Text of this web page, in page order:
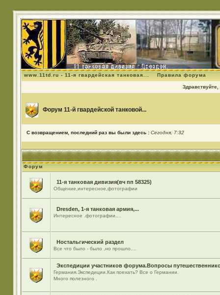
www.11td.ru - 11-я гвардейская танковая... Правила форума
Здравствуйте,
Форум 11-й гвардейской танковой...
С возвращением, последний раз вы были здесь : Сегодня, 7:32
Форум
11-я танковая дивизия(вч пп 58325)
Общение,интересное,фотографии
Dresden, 1-я танковая армия,...
Интересное .фотографии....
Ностальгический раздел
Все что было - было ,но прошло....
Экспедиции участников форума.Вопросы
Германия.Экспедиции.Как поехать? Все о Германии.
Много полезного .